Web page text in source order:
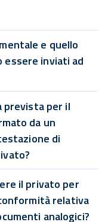
e quello
essere inviati ad
prevista per il
da un
di
il privato per
relativa
analogici?